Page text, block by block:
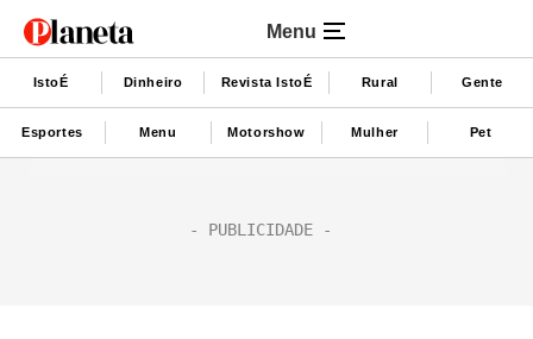
Menu
IstoÉ Dinheiro Revista IstoÉ Rural Gente
Esportes Menu Motorshow Mulher Pet